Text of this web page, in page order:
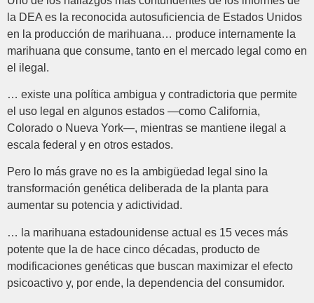
la DEA es la reconocida autosuficiencia de Estados Unidos
en la producción de marihuana… produce internamente la
marihuana que consume, tanto en el mercado legal como en
el ilegal.
… existe una política ambigua y contradictoria que permite
el uso legal en algunos estados —como California,
Colorado o Nueva York—, mientras se mantiene ilegal a
escala federal y en otros estados.
Pero lo más grave no es la ambigüedad legal sino la
transformación genética deliberada de la planta para
aumentar su potencia y adictividad.
… la marihuana estadounidense actual es 15 veces más
potente que la de hace cinco décadas, producto de
modificaciones genéticas que buscan maximizar el efecto
psicoactivo y, por ende, la dependencia del consumidor.